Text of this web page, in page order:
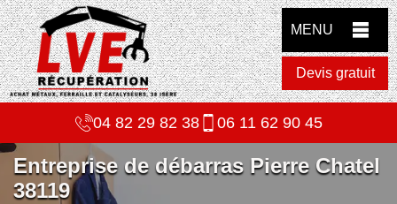
MENU
Devis gratuit
04 82 29 82 38 06 11 62 90 45
Entreprise de débarras Pierre Chatel
38119